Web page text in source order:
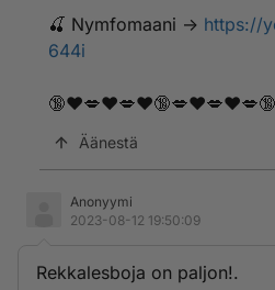
🍒 ­N­y­m­­­f­o­m­­­a­­­a­n­­­i -> https://
644i
🔞❤️💋❤️💋❤️🔞💋❤️💋❤️💋🔞
Äänestä
Anonyymi
2023-08-12 19:50:09
Rekkalesboja on paljon!.